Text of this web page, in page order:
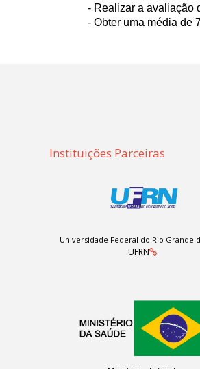
- Realizar a avaliação
- Obter uma média de
Instituições Parceiras
Universidade Federal do Rio Grande
UFRN